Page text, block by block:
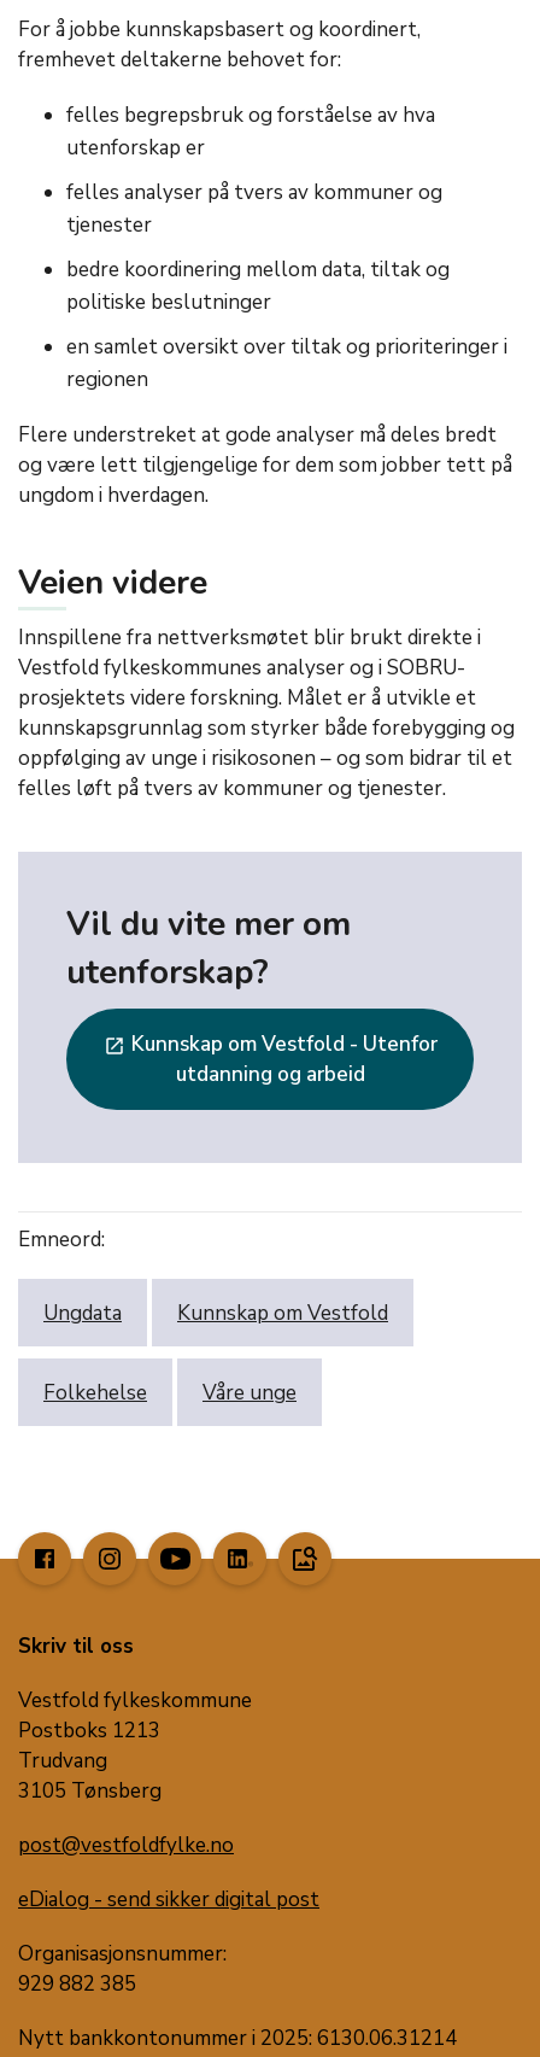
For å jobbe kunnskapsbasert og koordinert,
fremhevet deltakerne behovet for:
felles begrepsbruk og forståelse av hva
utenforskap er
felles analyser på tvers av kommuner og
tjenester
bedre koordinering mellom data, tiltak og
politiske beslutninger
en samlet oversikt over tiltak og prioriteringer i
regionen
Flere understreket at gode analyser må deles bredt
og være lett tilgjengelige for dem som jobber tett på
ungdom i hverdagen.
Veien videre
Innspillene fra nettverksmøtet blir brukt direkte i
Vestfold fylkeskommunes analyser og i SOBRU-
prosjektets videre forskning. Målet er å utvikle et
kunnskapsgrunnlag som styrker både forebygging og
oppfølging av unge i risikosonen – og som bidrar til et
felles løft på tvers av kommuner og tjenester.
Vil du vite mer om
utenforskap?
launch Kunnskap om Vestfold - Utenfor
utdanning og arbeid
Emneord:
Ungdata Kunnskap om Vestfold
Folkehelse Våre unge
image_search
Skriv til oss
Vestfold fylkeskommune
Postboks 1213
Trudvang
3105 Tønsberg
post@vestfoldfylke.no
eDialog - send sikker digital post
Organisasjonsnummer:
929 882 385
Nytt bankkontonummer i 2025: 6130.06.31214